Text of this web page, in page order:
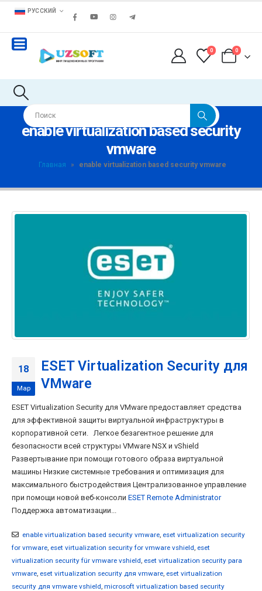
РУССКИЙ
0 0
enable virtualization based security
vmware
Главная » enable virtualization based security vmware
18
Мар
ESET Virtualization Security для
VMware
ESET Virtualization Security для VMware предоставляет средства
для эффективной защиты виртуальной инфраструктуры в
корпоративной сети. Легкое безагентное решение для
безопасности всей структуры VMware NSX и vShield
Развертывание при помощи готового образа виртуальной
машины Низкие системные требования и оптимизация для
максимального быстродействия Централизованное управление
при помощи новой веб-консоли ESET Remote Administrator
Поддержка автоматизации...
enable virtualization based security vmware, eset virtualization security
for vmware eset virtualization security for vmware vshield eset
virtualization security für vmware vshield eset virtualization security para
vmware eset virtualization security для vmware eset virtualization
security для vmware vshield microsoft virtualization based security